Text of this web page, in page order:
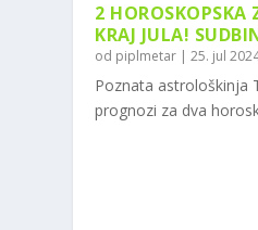
2 HOROSKOPSKA
KRAJ JULA!
od piplmetar |25. jul
Poznata astrološkinja
prognozi za dva